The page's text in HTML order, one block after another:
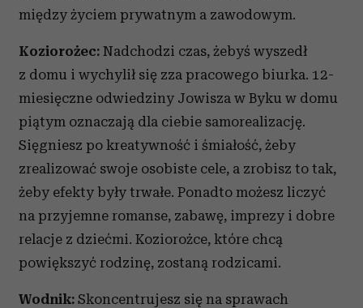
między życiem prywatnym a zawodowym.
Koziorożec: Nadchodzi czas, żebyś wyszedł
z domu i wychylił się zza pracowego biurka. 12-
miesięczne odwiedziny Jowisza w Byku w domu
piątym oznaczają dla ciebie samorealizację.
Sięgniesz po kreatywność i śmiałość, żeby
zrealizować swoje osobiste cele, a zrobisz to tak,
żeby efekty były trwałe. Ponadto możesz liczyć
na przyjemne romanse, zabawę, imprezy i dobre
relacje z dziećmi. Koziorożce, które chcą
powiększyć rodzinę, zostaną rodzicami.
Wodnik: Skoncentrujesz się na sprawach